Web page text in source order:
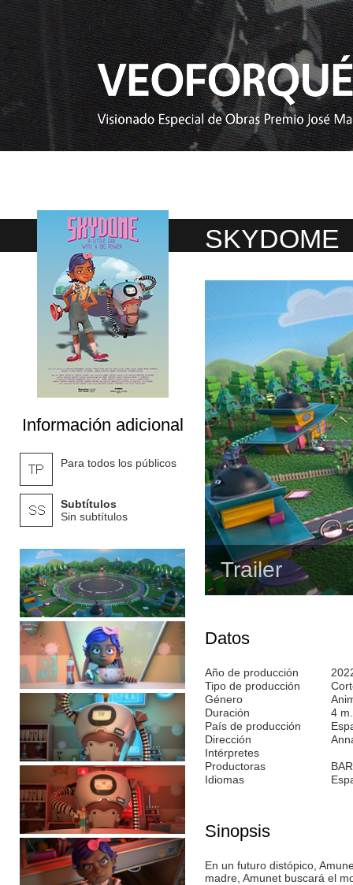
Información adicional
Para todos los públicos
Subtítulos
Sin subtítulos
SKYDOME
Trailer
Datos
Año de producción
Tipo de producción
Género
Duración
4 m.
País de producción
Dirección
Intérpretes
Productoras
Idiomas
Sinopsis
En un futuro distópico,
madre, Amunet buscará el